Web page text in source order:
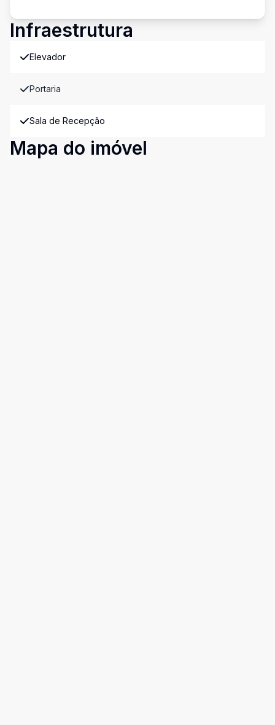
Infraestrutura
Elevador
Portaria
Sala de Recepção
Mapa do imóvel